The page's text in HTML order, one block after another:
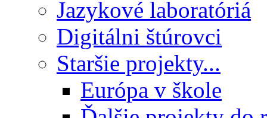
Jazykové laboratóriá
Digitálni štúrovci
Staršie projekty...
Európa v škole